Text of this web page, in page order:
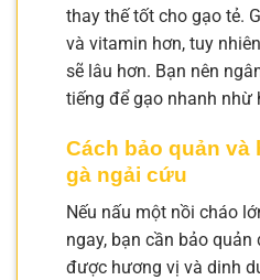
thay thế tốt cho gạo tẻ.
và vitamin hơn, tuy
sẽ lâu hơn. Bạn nên
tiếng để gạo nhanh nhừ
Cách bảo quản và
gà ngải cứu
Nếu nấu một nồi cháo
ngay, bạn cần bảo
được hương vị và dinh